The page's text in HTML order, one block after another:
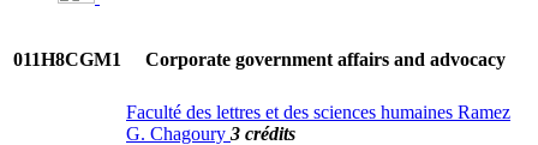
011H8CGM1 Corporate government affairs and advocacy
Faculté des lettres et des sciences humaines Ramez
G. Chagoury 3 crédits